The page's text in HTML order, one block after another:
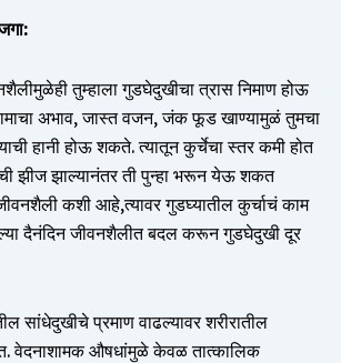
तुम्हाला गुडघेदुखीचा त्रास निमाण होऊ
अभाव, जास्त वजन, जंक फूड खाण्यामुळं तुमचा
हानी होऊ शकते. त्यातून कुर्चेचा स्तर कमी होत
झीज झाल्यानंतर ती पुन्हा भरून येऊ शकत
कशी आहे,त्यावर गुडघ्यातील कुर्चाचं काम
दैनंदिन जीवनशैलीत बदल करून गुडघेदुखी दूर
सांधेदुखीचे प्रमाण वाढल्यावर शरीरातील
वेदनाशामक औषधांमुळे केवळ तात्कालिक